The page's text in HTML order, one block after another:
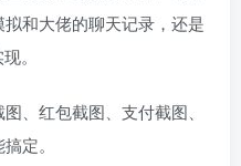
和大佬的聊天记录，还是
。
、红包截图、支付截图、
定。